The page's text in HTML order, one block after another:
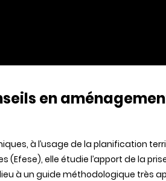
en
à l’usage de la planification
elle étudie l’apport de la
à un guide méthodologique très